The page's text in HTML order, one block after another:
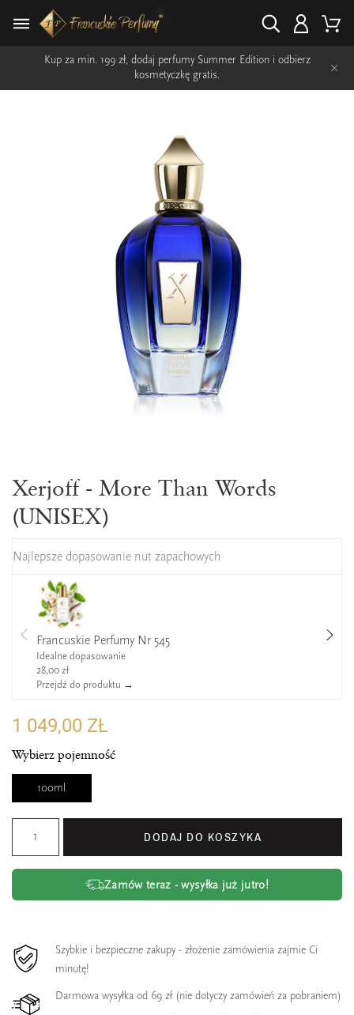
Kup za min. 199 zł, dodaj perfumy Summer Edition i odbierz
kosmetyczkę gratis.
×
Xerjoff - More Than Words
(UNISEX)
Najlepsze dopasowanie nut zapachowych
Francuskie Perfumy Nr 545
Idealne dopasowanie
28,00 zł
Przejdź do produktu →
1 049,00 ZŁ
Wybierz pojemność
100ml
DODAJ DO KOSZYKA
Zamów teraz - wysyłka już jutro!
Szybkie i bezpieczne zakupy - złożenie zamówienia zajmie Ci
minutę!
Darmowa wysyłka od 69 zł (nie dotyczy zamówień za pobraniem)